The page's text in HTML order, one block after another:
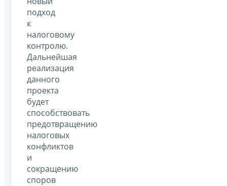
подход
к
налоговому
контролю.
Дальнейшая
реализация
данного
проекта
будет
способствовать
предотвращению
налоговых
конфликтов
и
сокращению
споров